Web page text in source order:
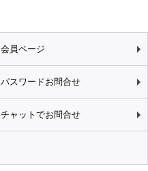
会員ページ
パスワードお問合せ
チャットでお問合せ